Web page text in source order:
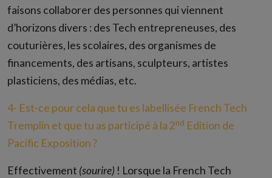
faisons collaborer des personnes qui viennent
d’horizons divers : des Tech entrepreneuses, des
couturières, les scolaires, des organismes de
financements, des artisans, sculpteurs, artistes
plasticiens, des médias, etc.
4- Est-ce pour cela que tu es labellisée French Tech
Tremplin et que tu as participé à la 2nd Edition de
Pacific Exposition ?
Effectivement (sourire) ! Lorsque la French Tech